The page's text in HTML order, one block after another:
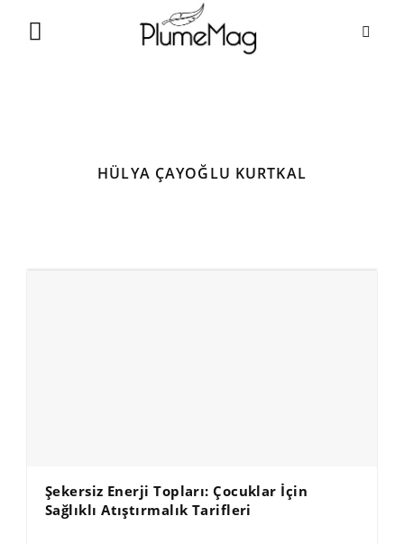
HÜLYA ÇAYOĞLU KURTKAL
Şekersiz Enerji Topları: Çocuklar İçin
Sağlıklı Atıştırmalık Tarifleri